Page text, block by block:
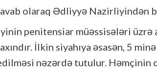
olaraq Ədliyyə Nazirliyindən
penitensiar müəssisələri üzrə
İlkin siyahıya əsasən, 5
nəzərdə tutulur. Həmçinin